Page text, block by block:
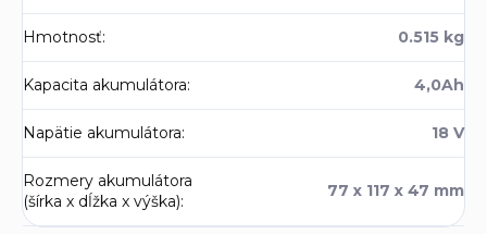
Hmotnosť: 0.515 kg
Kapacita akumulátora: 4,0Ah
Napätie akumulátora: 18 V
Rozmery akumulátora
(šírka x dĺžka x výška):
77 x 117 x 47 mm